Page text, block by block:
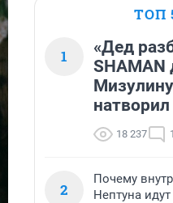
ТОП
1
«Дед
SHAMAN
натворил
18 237
2
Почему
Нептуна